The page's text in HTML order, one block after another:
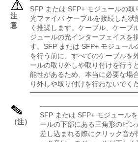
注
意
SFP または SFP+ モジュールの取
光ファイバ ケーブルを接続した状
く推奨します。ケーブル、ケーブ
ジュールの光インターフェイスを
す。SFP または SFP+ モジュール
を行う前に、すべてのケーブルを
ールの取り外しや取り付けを行う
能性があるため、本当に必要な場
り外しや取り付けを行わないでく
（注）
SFP または SFP+ モジュール
ールの下部にある三角形のピ
差し込まれる際にクリック音